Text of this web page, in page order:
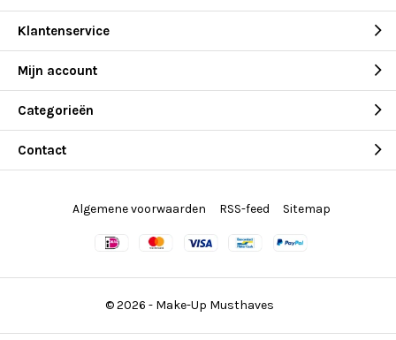
Klantenservice
Mijn account
Categorieën
Contact
© 2026 - Make-Up Musthaves
Algemene voorwaarden RSS-feed Sitemap